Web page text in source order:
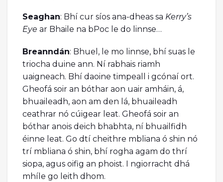
Seaghan: Bhí cur síos ana-dheas sa Kerry’s
Eye ar Bhaile na bPoc le do linnse…
Breanndán: Bhuel, le mo linnse, bhí suas le
triocha duine ann. Ní rabhais riamh
uaigneach. Bhí daoine timpeall i gcónaí ort.
Gheofá soir an bóthar aon uair amháin, á,
bhuaileadh, aon am den lá, bhuaileadh
ceathrar nó cúigear leat. Gheofá soir an
bóthar anois deich bhabhta, ní bhuailfidh
éinne leat. Go dtí cheithre mbliana ó shin nó
trí mbliana ó shin, bhí rogha agam do thrí
siopa, agus oifig an phoist. I ngiorracht dhá
mhíle go leith dhom.